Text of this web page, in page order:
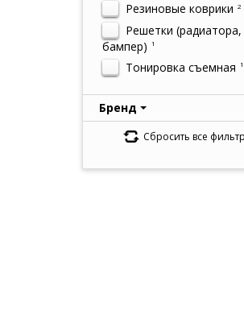
Резиновые коврики 2
Решетки (радиатора,
бампер)
1
Тонировка съемная 1
Бренд
Сбросить все